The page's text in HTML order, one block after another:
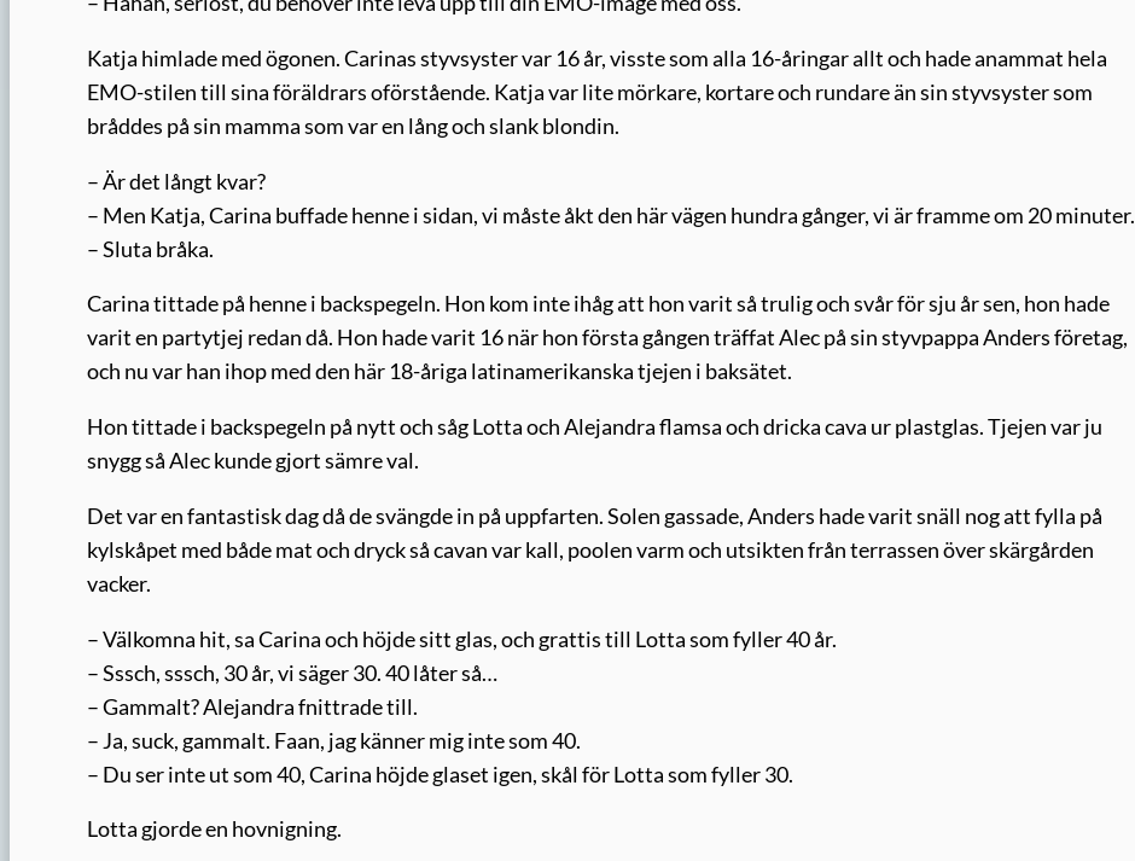
Katja himlade med ögonen. Carinas styvsyster var 16 år, visste som alla 16-åringar allt och hade anammat hela
EMO-stilen till sina föräldrars oförstående. Katja var lite mörkare, kortare och rundare än sin styvsyster som
bråddes på sin mamma som var en lång och slank blondin.
– Är det långt kvar?
– Men Katja, Carina buffade henne i sidan, vi måste åkt den här vägen hundra gånger, vi är framme om 20 minuter.
– Sluta bråka.
Carina tittade på henne i backspegeln. Hon kom inte ihåg att hon varit så trulig och svår för sju år sen, hon hade
varit en partytjej redan då. Hon hade varit 16 när hon första gången träffat Alec på sin styvpappa Anders företag,
och nu var han ihop med den här 18-åriga latinamerikanska tjejen i baksätet.
Hon tittade i backspegeln på nytt och såg Lotta och Alejandra flamsa och dricka cava ur plastglas. Tjejen var ju
snygg så Alec kunde gjort sämre val.
Det var en fantastisk dag då de svängde in på uppfarten. Solen gassade, Anders hade varit snäll nog att fylla på
kylskåpet med både mat och dryck så cavan var kall, poolen varm och utsikten från terrassen över skärgården
vacker.
– Välkomna hit, sa Carina och höjde sitt glas, och grattis till Lotta som fyller 40 år.
– Sssch, sssch, 30 år, vi säger 30. 40 låter så…
– Gammalt? Alejandra fnittrade till.
– Ja, suck, gammalt. Faan, jag känner mig inte som 40.
– Du ser inte ut som 40, Carina höjde glaset igen, skål för Lotta som fyller 30.
Lotta gjorde en hovnigning.